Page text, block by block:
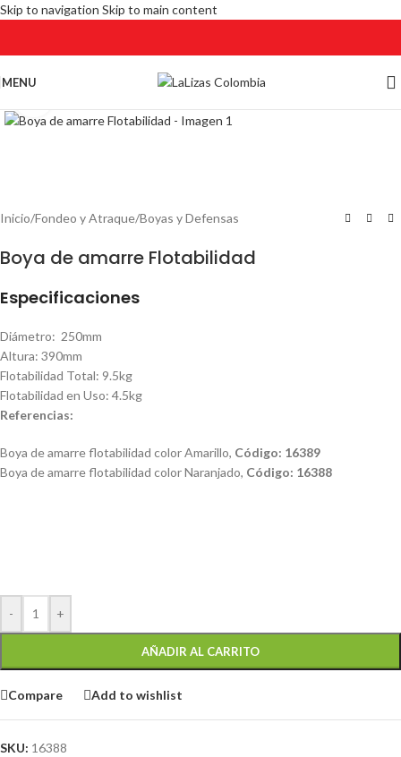
Skip to navigation Skip to main content
MENU
Inicio/Fondeo y Atraque/Boyas y Defensas
Boya de amarre Flotabilidad
Especificaciones
Diámetro: 250mm
Altura: 390mm
Flotabilidad Total: 9.5kg
Flotabilidad en Uso: 4.5kg
Referencias:
Boya de amarre flotabilidad color Amarillo, Código: 16389
Boya de amarre flotabilidad color Naranjado, Código: 16388
- +
AÑADIR AL CARRITO
Compare Add to wishlist
SKU: 16388